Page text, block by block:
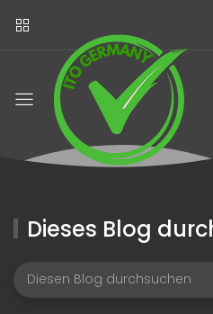
Dieses Blog